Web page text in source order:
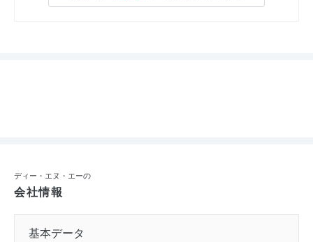
ディー・エヌ・エーの
会社情報
基本データ